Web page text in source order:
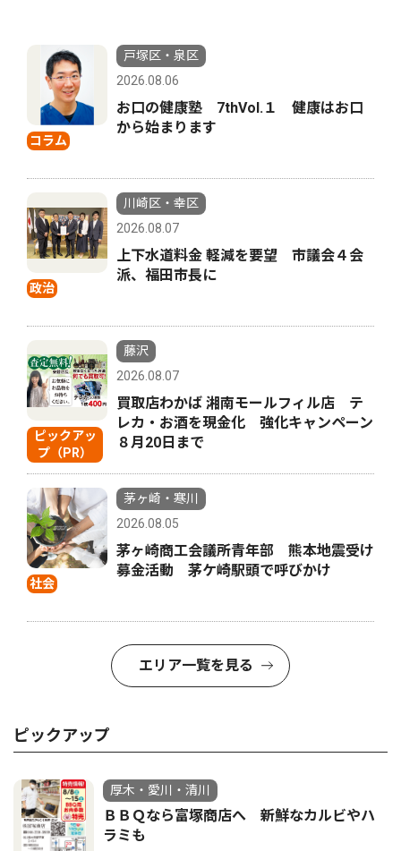
コラム
戸塚区・泉区
2026.08.06
お口の健康塾 7thVol.１ 健康はお口
から始まります
政治
川崎区・幸区
2026.08.07
上下水道料金 軽減を要望 市議会４会
派、福田市長に
ピックアッ
プ（PR）
藤沢
2026.08.07
買取店わかば 湘南モールフィル店 テ
レカ・お酒を現金化 強化キャンペーン
８月20日まで
社会
茅ヶ崎・寒川
2026.08.05
茅ヶ崎商工会議所青年部 熊本地震受け
募金活動 茅ケ崎駅頭で呼びかけ
エリア一覧を見る
ピックアップ
厚木・愛川・清川
ＢＢＱなら富塚商店へ 新鮮なカルビやハ
ラミも